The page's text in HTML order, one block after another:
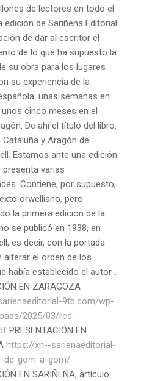
de lectores en todo el
edición de Sariñena Editorial
de dar al escritor el
de lo que ha supuesto la
su obra para los lugares
su experiencia de la
unas semanas en
cinco meses en el
De ahí el título del libro:
y Aragón de
Estamos ante una edición
presenta varias
Contiene, por supuesto,
orwelliano, pero
la primera edición de la
se publicó en 1938, en
es decir, con la portada
alterar el orden de los
había establecido el autor...
EN ZARAGOZA
9tb.com/wp-
2025/03/red-
PRESENTACIÓN EN
https://xn--sarienaeditorial-
de-gom-a-gom/
EN SARIÑENA, artículo